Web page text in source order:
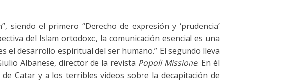
siendo el primero “Derecho de expresión y ‘prudencia’
del Islam ortodoxo, la comunicación esencial es una
el desarrollo espiritual del ser humano.” El segundo lleva
Albanese, director de la revista Popoli Missione. En él
Catar y a los terribles videos sobre la decapitación de